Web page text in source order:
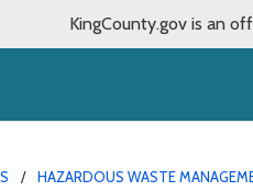
KingCounty.gov is an
HAZARDOUS WASTE